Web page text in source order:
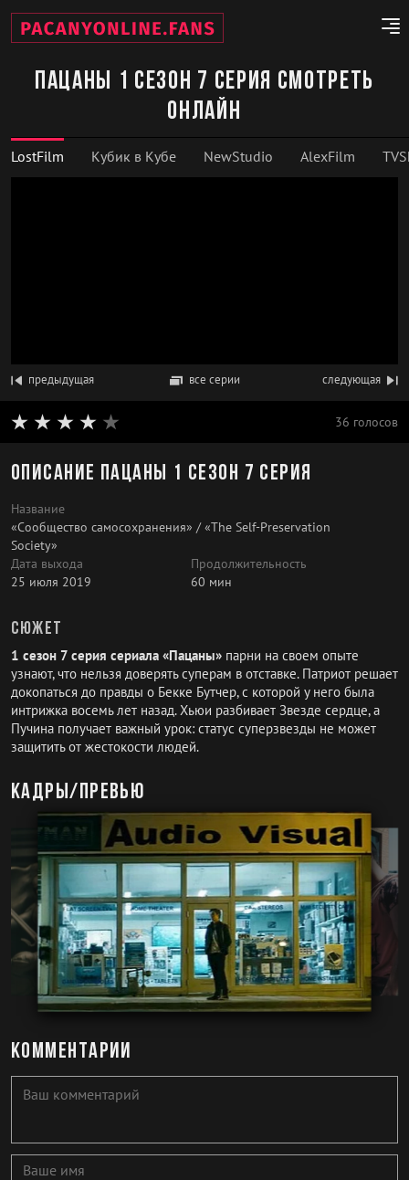
Пацаны 1 сезон 7 серия смотреть
онлайн
LostFilm Кубик в Кубе NewStudio AlexFilm
предыдущая все серии следующая
36 голосов
Описание Пацаны 1 сезон 7 серия
Название
«Сообщество самосохранения» / «The Self-Preservation
Society»
Дата выхода
25 июля 2019
Продолжительность
60 мин
Сюжет
1 сезон 7 серия сериала «Пацаны» парни на своем опыте
узнают, что нельзя доверять суперам в отставке. Патриот решает
докопаться до правды о Бекке Бутчер, с которой у него была
интрижка восемь лет назад. Хьюи разбивает Звезде сердце, а
Пучина получает важный урок: статус суперзвезды не может
защитить от жестокости людей.
Кадры/превью
Комментарии